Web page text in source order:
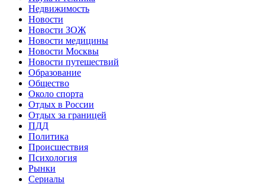
Недвижимость
Новости
Новости ЗОЖ
Новости медицины
Новости Москвы
Новости путешествий
Образование
Общество
Около спорта
Отдых в России
Отдых за границей
ПДД
Политика
Происшествия
Психология
Рынки
Сериалы